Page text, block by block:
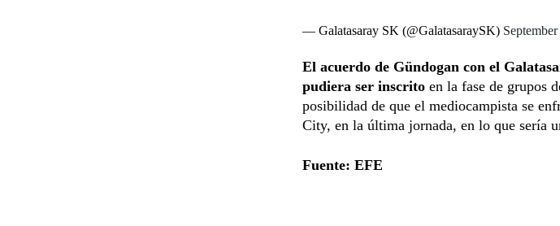
— Galatasaray SK (@GalatasaraySK)
El acuerdo de Gündogan con el
pudiera ser inscrito en la fase de grupos
posibilidad de que el mediocampista se
City, en la última jornada, en lo que sería
Fuente: EFE